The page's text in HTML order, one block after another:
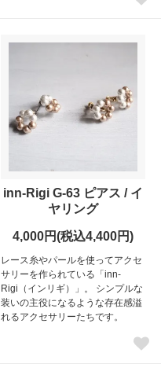
inn-Rigi G-63 ピアス / イ
ヤリング
4,000円(税込4,400円)
レース糸やパールを使ってアクセ
サリーを作られている「inn-
Rigi（インリギ）」。 シンプルな
装いの主役になるような存在感溢
れるアクセサリーたちです。